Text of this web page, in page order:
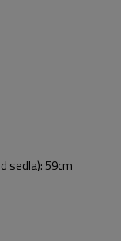
sedla): 59cm